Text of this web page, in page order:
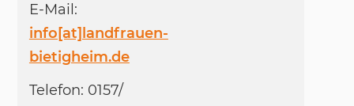
E-Mail:
info[at]landfrauen-
bietigheim.de
Te­le­fon: 0157/​